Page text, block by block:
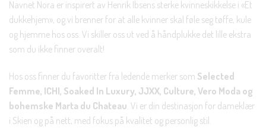
Navnet Nora er inspirert av Henrik Ibsens sterke kvinneskikkelse i «Et
dukkehjem», og vi brenner for at alle kvinner skal føle seg tøffe, kule
og hjemme hos oss. Vi skiller oss ut ved å håndplukke det lille ekstra
som du ikke finner overalt!
Hos oss finner du favoritter fra ledende merker som Selected
Femme, ICHI, Soaked In Luxury, JJXX, Culture, Vero Moda og
bohemske Marta du Chateau . Vi er din destinasjon for dameklær
i Skien og på nett, med fokus på kvalitet og personlig stil.